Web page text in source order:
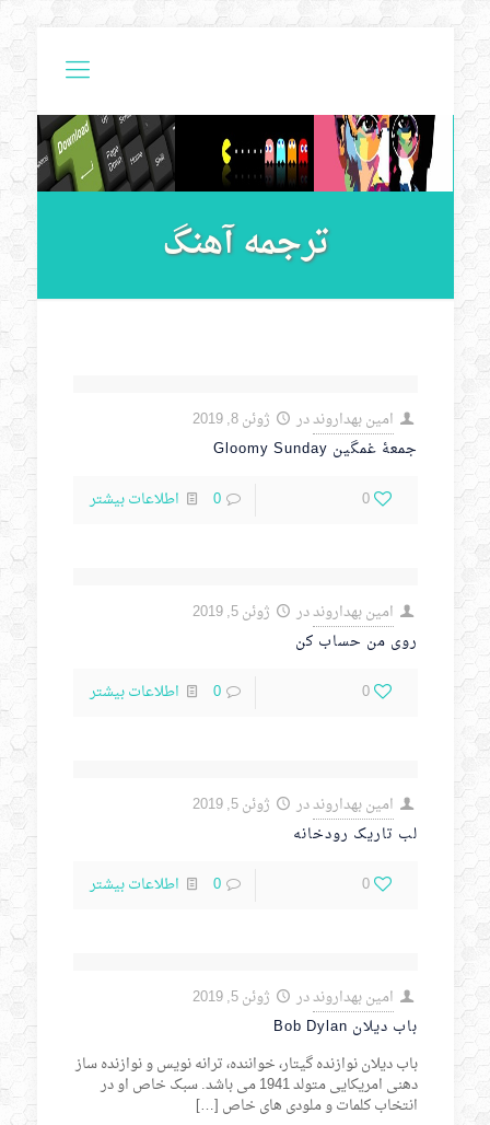
ترجمه آهنگ
امین بهدارونددر
ژوئن 8, 2019
جمعۀ غمگین Gloomy Sunday
0
0 اطلاعات بیشتر
امین بهدارونددر
ژوئن 5, 2019
روی من حساب کن
0
0 اطلاعات بیشتر
امین بهدارونددر
ژوئن 5, 2019
لب تاریک رودخانه
0
0 اطلاعات بیشتر
امین بهدارونددر
ژوئن 5, 2019
باب دیلان Bob Dylan
باب دیلان نوازنده گیتار، خواننده، ترانه نویس و نوازنده ساز
دهنی امریکایی متولد 1941 می باشد. سبک خاص او در
انتخاب کلمات و ملودی های خاص […]